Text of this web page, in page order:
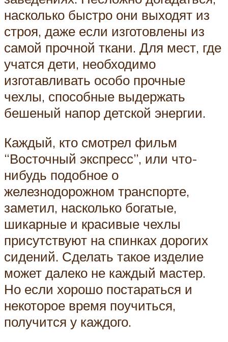
насколько быстро они выходят из
строя, даже если изготовлены из
самой прочной ткани. Для мест, где
учатся дети, необходимо
изготавливать особо прочные
чехлы, способные выдержать
бешеный напор детской энергии.
Каждый, кто смотрел фильм
“Восточный экспресс”, или что-
нибудь подобное о
железнодорожном транспорте,
заметил, насколько богатые,
шикарные и красивые чехлы
присутствуют на спинках дорогих
сидений. Сделать такое изделие
может далеко не каждый мастер.
Но если хорошо постараться и
некоторое время поучиться,
получится у каждого.